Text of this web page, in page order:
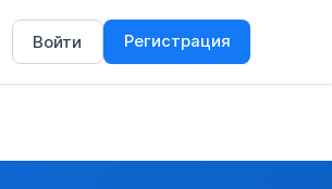
Войти Регистрация